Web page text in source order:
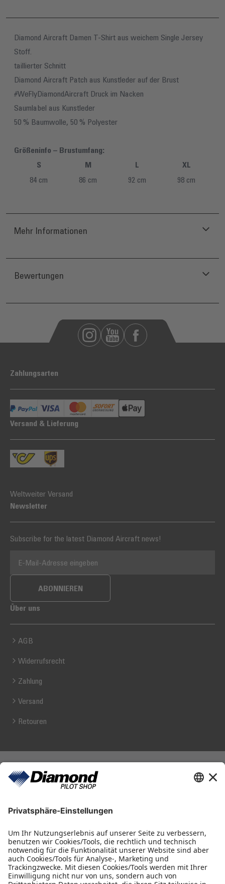
Diamond Aircraft Damen T-Shirt aus weichem Single Jersey
Stoff.
taillierter Schnitt
Diamond Aircraft Patch aus Kunstleder auf der Brust
#WeFlyDiamondAircraft Druck im Nacken
Saumlabel aus Kunstleder
50 % Baumwolle, 50 % Polyester
Größeninfo – Brustumfang:
S
M L
XL
84 cm
86 cm 92 cm 98 cm
Mehr Informationen
Bewertungen
Zahlungsarten
Versand & Lieferung
Weltweiter Versand
Newsletter
Subscribe for the latest Diamond Aircraft news!
ABONNIEREN
Über uns
AGB
Widerrufsrecht
Zahlung
Versand
Retouren
Diamond Pilot Shop
Ferdinand-Graf-von-Zeppelin-Straße 1
+43 2622 26700 1100
Öffnungszeiten
Montag - Donnerstag 08:30 - 16:00